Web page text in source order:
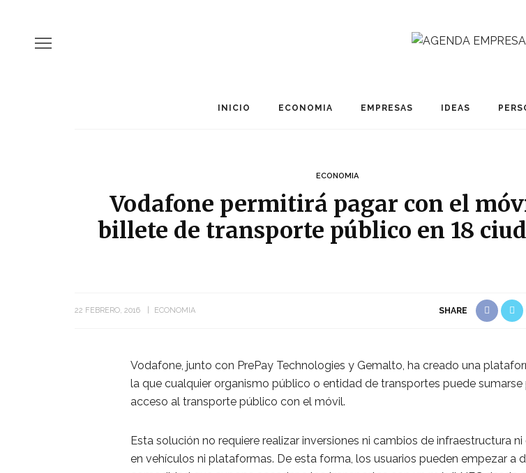
INICIO ECONOMIA EMPRESAS IDEAS
ECONOMIA
Vodafone permitirá pagar con el
billete de transporte público en 18
22 FEBRERO, 2016 ECONOMIA SHARE
Vodafone, junto con PrePay Technologies y Gemalto, ha creado una
la que cualquier organismo público o entidad de transportes puede sumarse
acceso al transporte público con el móvil.
Esta solución no requiere realizar inversiones ni cambios de infraestructura
en vehículos ni plataformas. De esta forma, los usuarios pueden empezar a